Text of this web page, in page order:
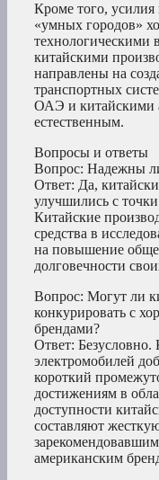
Кроме того,
«умных городов»
технологическими
китайскими
направлены на
транспортных
ОАЭ и китайскими
естественным.
Вопросы и ответы
Вопрос: Надежны
Ответ: Да,
улучшились с
Китайские
средства в
на повышение
долговечности
Вопрос: Могут ли
конкурировать с
брендами?
Ответ: Безусловно.
электромобилей
короткий
достижениям в
доступности
составляют
американским